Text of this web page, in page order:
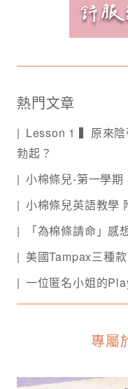
熱門文章
Lesson 1 ▍原來陰
勃起？
小棉條兒-第一學期
小棉條兒英語教學
「為棉條請命」感
美國Tampax三種
一位匿名小姐的
專屬